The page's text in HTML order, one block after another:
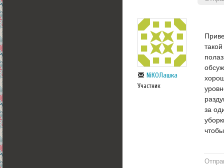
NiКОЛашка
Участник
за